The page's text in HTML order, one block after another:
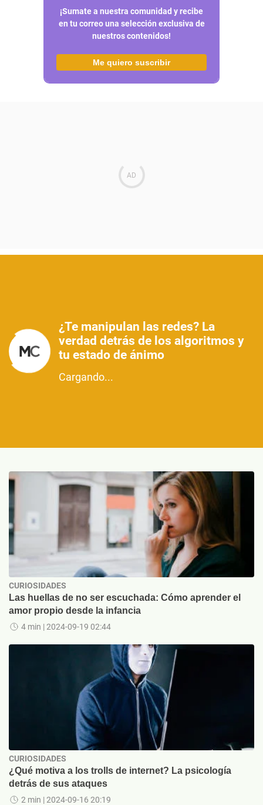
¡Sumate a nuestra comunidad y recibe
en tu correo una selección exclusiva de
nuestros contenidos!
Me quiero suscribir
¿Te manipulan las redes? La
verdad detrás de los algoritmos y
tu estado de ánimo
Cargando...
CURIOSIDADES
Las huellas de no ser escuchada: Cómo aprender el
amor propio desde la infancia
4 min | 2024-09-19 02:44
CURIOSIDADES
¿Qué motiva a los trolls de internet? La psicología
detrás de sus ataques
2 min | 2024-09-16 20:19